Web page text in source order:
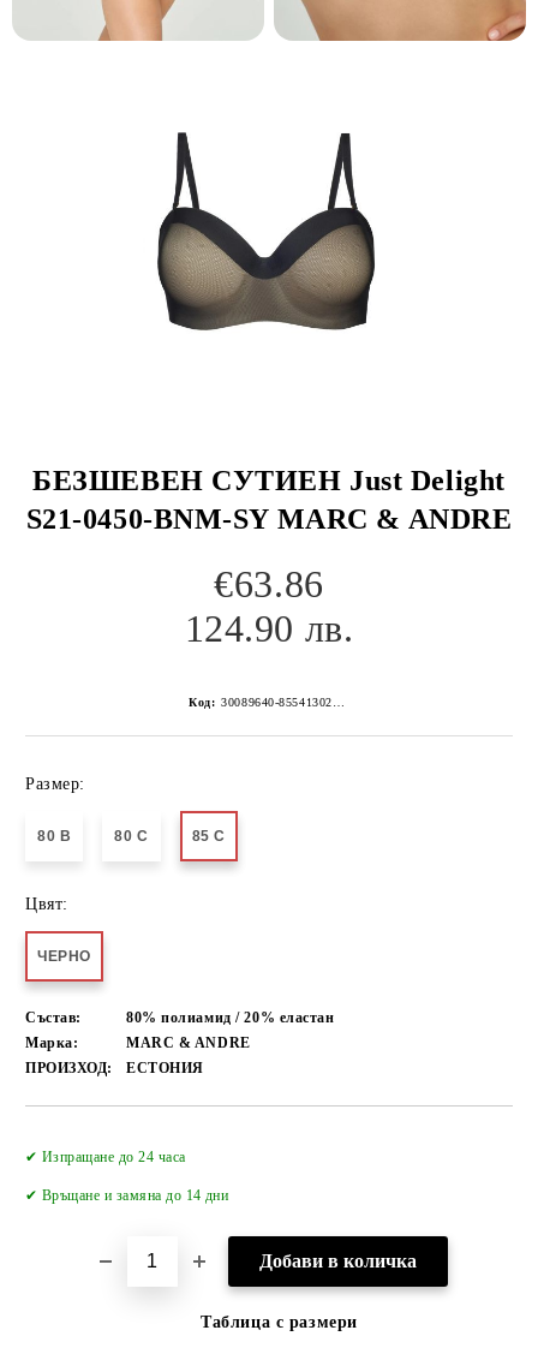
БЕЗШЕВЕН СУТИЕН Just Delight
S21-0450-BNM-SY MARC & ANDRE
€63.86
124.90 лв.
Код:
Размер:
80 B 80 C 85 C
Цвят:
ЧЕРНО
Състав:
80% полиамид / 20% еластан
Марка:
MARC & ANDRE
ПРОИЗХОД:
ЕСТОНИЯ
✔ Изпращане до 24 часа
✔ Връщане и замяна до 14 дни
Таблица с размери